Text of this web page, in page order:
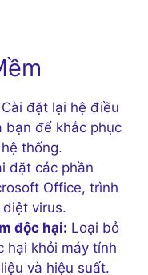
Cài đặt lại hệ điều
bạn để khắc phục
thống.
đặt các phần
Office, trình
virus.
độc hại: Loại bỏ
hại khỏi máy tính
và hiệu suất.